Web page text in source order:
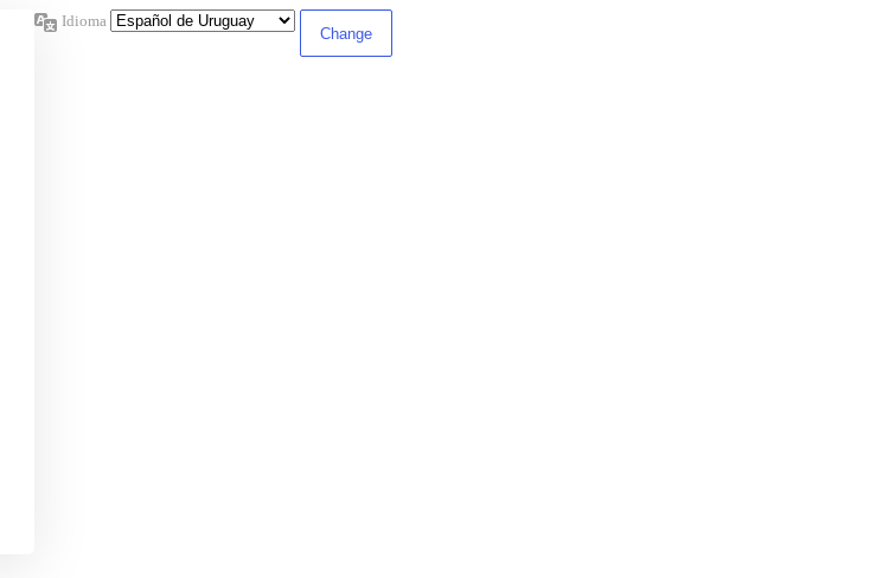
Idioma